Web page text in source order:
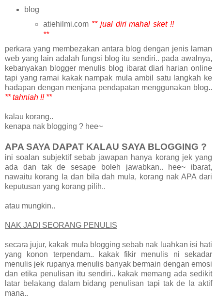
blog
atiehilmi.com ** jual diri mahal sket !!
**
perkara yang membezakan antara blog dengan jenis laman
web yang lain adalah fungsi blog itu sendiri.. pada awalnya,
kebanyakan blogger menulis blog ibarat diari harian online
tapi yang ramai kakak nampak mula ambil satu langkah ke
hadapan dengan menjana pendapatan menggunakan blog..
** tahniah !! **
kalau korang..
kenapa nak blogging ? hee~
APA SAYA DAPAT KALAU SAYA BLOGGING ?
ini soalan subjektif sebab jawapan hanya korang jek yang
ada dan tak de sesape boleh jawabkan.. hee~ ibarat,
nawaitu korang la dan bila dah mula, korang nak APA dari
keputusan yang korang pilih..
atau mungkin..
NAK JADI SEORANG PENULIS
secara jujur, kakak mula blogging sebab nak luahkan isi hati
yang konon terpendam.. kakak fikir menulis ni sekadar
menulis jek rupanya menulis banyak bermain dengan emosi
dan etika penulisan itu sendiri.. kakak memang ada sedikit
latar belakang dalam bidang penulisan tapi tak de la aktif
mana..